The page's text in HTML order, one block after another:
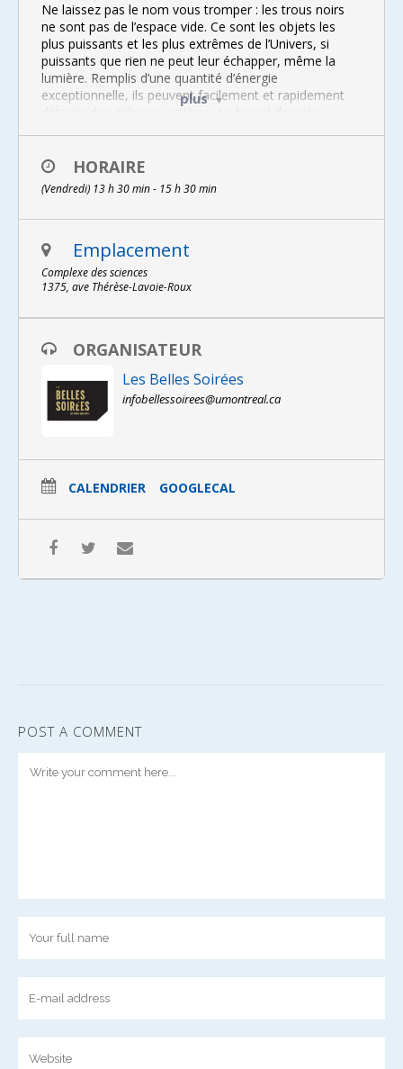
plus
Ne laissez pas le nom vous tromper : les trous noirs
ne sont pas de l’espace vide. Ce sont les objets les
plus puissants et les plus extrêmes de l’Univers, si
puissants que rien ne peut leur échapper, même la
lumière. Remplis d’une quantité d’énergie
exceptionnelle, ils peuvent facilement et rapidement
détruire des galaxies entières. Le travail de notre
monstres qui sont les objets les plus puissants de
l’Univers et sont tout sauf silencieux. Cette conférence
présente les découvertes les plus récentes sur ces
objets, montrant à quel point l’Univers peut être
Options d’achat >
Conférencière | Julie Hlavacek-Larrondo
Julie Hlavacek-Larrondo est une experte de renommée
Professeure adjointe au Département de physique de
l’Université de Montréal, ses travaux ont eu des
répercussions majeures pour la compréhension de la
recherche du Canada et, à titre de chercheuse
sur les plus grands télescopes du monde à de
nombreuses reprises.
HORAIRE
(Vendredi) 13 h 30 min - 15 h 30 min
Emplacement
Complexe des sciences
1375, ave Thérèse-Lavoie-Roux
ORGANISATEUR
Les Belles Soirées
infobellessoirees@umontreal.ca
CALENDRIER GOOGLECAL
POST A COMMENT